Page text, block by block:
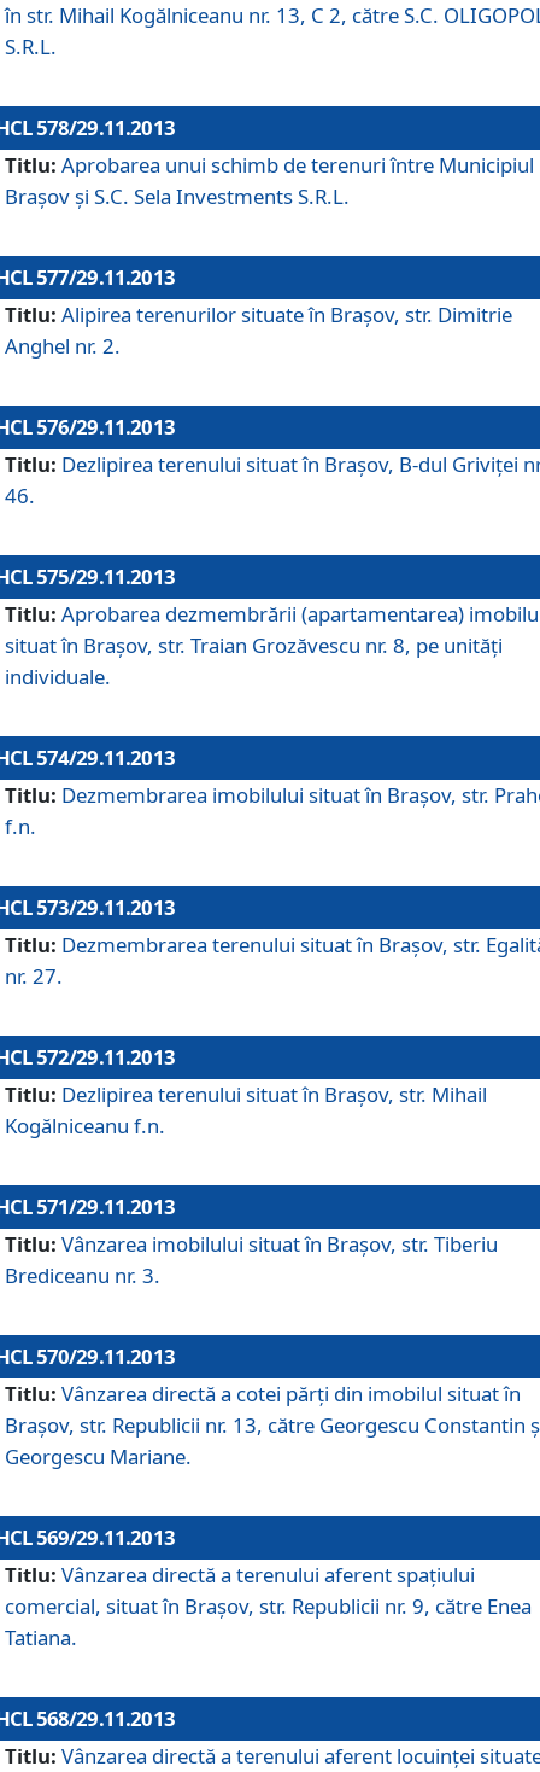
în str. Mihail Kogălniceanu nr. 13, C 2, către S.C.
S.R.L.
578/29.11.2013
Titlu: Aprobarea unui schimb de terenuri între Municipiul
Braşov şi S.C. Sela Investments S.R.L.
577/29.11.2013
Titlu: Alipirea terenurilor situate în Braşov, str. Dimitrie
Anghel nr. 2.
576/29.11.2013
Titlu: Dezlipirea terenului situat în Braşov, B-dul Griviţei
46.
575/29.11.2013
Titlu: Aprobarea dezmembrării (apartamentarea)
situat în Braşov, str. Traian Grozăvescu nr. 8, pe unităţi
individuale.
574/29.11.2013
Titlu: Dezmembrarea imobilului situat în Braşov, str.
f.n.
573/29.11.2013
Titlu: Dezmembrarea terenului situat în Braşov, str.
nr. 27.
572/29.11.2013
Titlu: Dezlipirea terenului situat în Braşov, str. Mihail
Kogălniceanu f.n.
571/29.11.2013
Titlu: Vânzarea imobilului situat în Braşov, str. Tiberiu
Brediceanu nr. 3.
570/29.11.2013
Titlu: Vânzarea directă a cotei părţi din imobilul situat în
Braşov, str. Republicii nr. 13, către Georgescu Constantin
Georgescu Mariane.
569/29.11.2013
Titlu: Vânzarea directă a terenului aferent spaţiului
comercial, situat în Braşov, str. Republicii nr. 9, către Enea
Tatiana.
568/29.11.2013
Titlu: Vânzarea directă a terenului aferent locuinţei